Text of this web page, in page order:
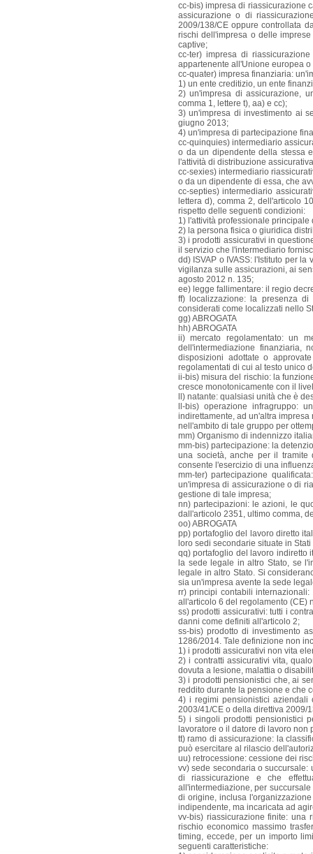
cc-bis) impresa di riassicurazione
assicurazione o di
2009/138/CE oppure controllata
rischi dell'impresa o delle
captive;
cc-ter) impresa di
appartenente all'Unione europea
cc-quater) impresa finanziaria:
1) un ente creditizio, un ente
2) un'impresa di assicurazione,
comma 1, lettere t), aa) e cc);
3) un'impresa di investimento ai
giugno 2013;
4) un'impresa di partecipazione
cc-quinquies) intermediario
o da un dipendente della stessa
l'attività di distribuzione
cc-sexies) intermediario
o da un dipendente di essa, che
cc-septies) intermediario
lettera d), comma 2, dell'articolo
rispetto delle seguenti condizioni:
1) l'attività professionale
2) la persona fisica o giuridica
3) i prodotti assicurativi in
il servizio che l'intermediario
dd) ISVAP o IVASS: l'Istituto per
vigilanza sulle assicurazioni, ai
agosto 2012 n. 135;
ee) legge fallimentare: il regio
ff) localizzazione: la presenza
considerati come localizzati nello
gg) ABROGATA
hh) ABROGATA
ii) mercato regolamentato: un
dell'intermediazione finanziaria,
disposizioni adottate o
regolamentati di cui al testo unico
ii-bis) misura del rischio: la
cresce monotonicamente con il
ll) natante: qualsiasi unità che è
ll-bis) operazione infragruppo:
indirettamente, ad un'altra
nell'ambito di tale gruppo per
mm) Organismo di indennizzo
mm-bis) partecipazione: la
una società, anche per il tramite
consente l'esercizio di una
mm-ter) partecipazione
un'impresa di assicurazione o di
gestione di tale impresa;
nn) partecipazioni: le azioni, le
dall'articolo 2351, ultimo comma,
oo) ABROGATA
pp) portafoglio del lavoro diretto
loro sedi secondarie situate in Stati
qq) portafoglio del lavoro indiretto
la sede legale in altro Stato, se
legale in altro Stato. Si
sia un'impresa avente la sede
rr) principi contabili
all'articolo 6 del regolamento (CE)
ss) prodotti assicurativi: tutti i
danni come definiti all'articolo 2;
ss-bis) prodotto di investimento
1286/2014. Tale definizione non
1) i prodotti assicurativi non vita
2) i contratti assicurativi vita,
dovuta a lesione, malattia o
3) i prodotti pensionistici che, ai
reddito durante la pensione e che
4) i regimi pensionistici aziendali
2003/41/CE o della direttiva 2009/
5) i singoli prodotti pensionistici
lavoratore o il datore di lavoro
tt) ramo di assicurazione: la
può esercitare al rilascio
uu) retrocessione: cessione dei
vv) sede secondaria o
di riassicurazione e che
all'intermediazione, per
di origine, inclusa
indipendente, ma incaricata ad
vv-bis) riassicurazione finite: una
rischio economico massimo
timing, eccede, per un importo
seguenti caratteristiche: